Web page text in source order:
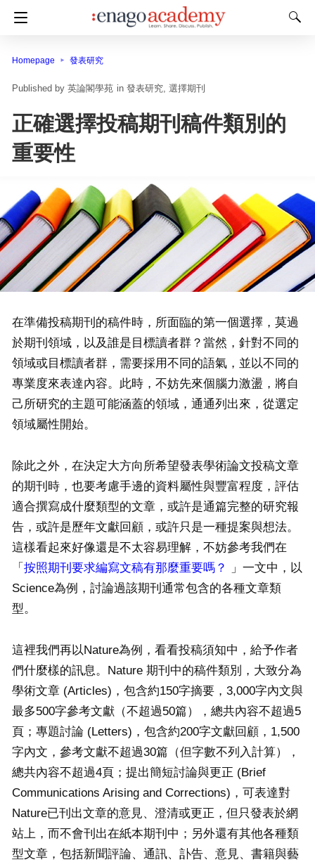
Homepage 發表研究
英論閣學苑 in 發表研究 選擇期刊
正確選擇投稿期刊稿件類別的
重要性
在準備投稿期刊的稿件時，所面臨的第一個選擇，莫過
於期刊領域，以及誰是目標讀者群？當然，針對不同的
領域或目標讀者群，需要採用不同的語氣，並以不同的
專業度來表達內容。此時，不妨先來個腦力激盪，將自
己所研究的主題可能涵蓋的領域，通通列出來，從選定
領域屬性開始。
除此之外，在決定大方向所希望發表學術論文投稿文章
的期刊時，也要考慮手邊的資料屬性與豐富程度，評估
適合撰寫成什麼類型的文章，或許是通篇完整的研究報
告，或許是歷年文獻回顧，或許只是一種提案與想法。
這樣看起來好像還是不太容易理解，不妨參考我們在
「 按照期刊要求編寫文稿有那麼重要嗎？
」一文中，以
Science為例，討論過該期刊通常包含的各種文章類
型。
這裡我們再以Nature為例，看看投稿須知中，給予作者
們什麼樣的訊息。Nature 期刊中的稿件類別，大致分為
學術文章 (Articles)，包含約150字摘要，3,000字內文與
最多500字參考文獻（不超過50篇），總共內容不超過5
頁；專題討論 (Letters)，包含約200字文獻回顧，1,500
字內文，參考文獻不超過30篇（但字數不列入計算），
總共內容不超過4頁；提出簡短討論與更正 (Brief
Communications Arising and Corrections)，可表達對
Nature已刊出文章的意見、澄清或更正，但只發表於網
站上，而不會刊出在紙本期刊中；另外還有其他各種類
型文章，包括新聞評論、通訊、訃告、意見、書籍與藝